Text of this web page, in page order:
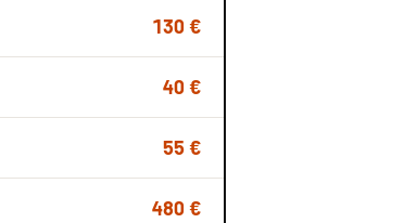
130 €
40 €
55 €
480 €